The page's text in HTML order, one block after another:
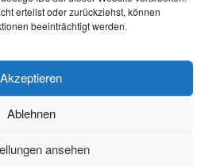
erteilst oder zurückziehst, können
beeinträchtigt werden.
Akzeptieren
Ablehnen
ansehen
Blogs.